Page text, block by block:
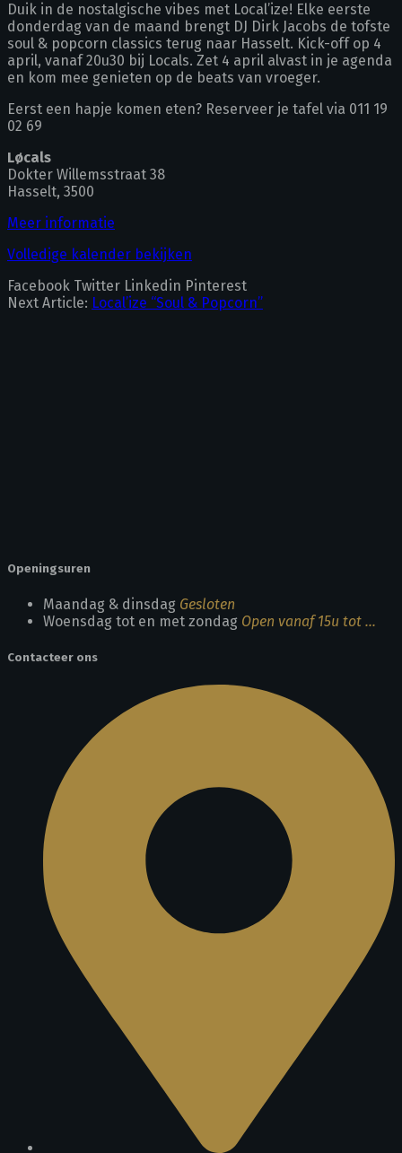
Duik in de nostalgische vibes met Local’ize! Elke eerste
donderdag van de maand brengt DJ Dirk Jacobs de tofste
soul & popcorn classics terug naar Hasselt. Kick-off op 4
april, vanaf 20u30 bij Locals. Zet 4 april alvast in je agenda
en kom mee genieten op de beats van vroeger.
Eerst een hapje komen eten? Reserveer je tafel via 011 19
02 69
Løcals
Dokter Willemsstraat 38
Hasselt, 3500
Meer informatie
Volledige kalender bekijken
Facebook Twitter Linkedin Pinterest
Next Article: Local’ize “Soul & Popcorn”
Openingsuren
Maandag & dinsdag Gesloten
Woensdag tot en met zondag Open vanaf 15u tot ...
Contacteer ons